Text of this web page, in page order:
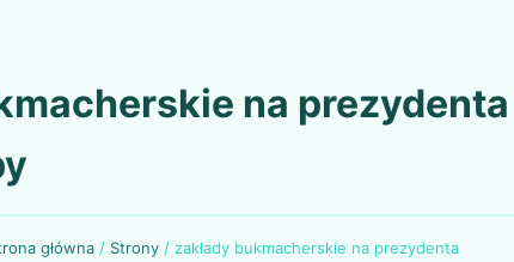
na
główna / Strony / zakłady bukmacherskie na prezydenta